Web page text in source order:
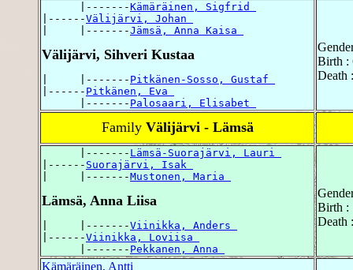
      |-------
Kämäräinen, Sigfrid
|------Välijärvi, Johan
|     |-------Jämsä, Anna Kaisa
Välijärvi, Sihveri Kustaa
|     |------- Pitkänen-Sosso, Gustaf
|------ Pitkänen, Eva
      |-------
Palosaari, Elisabet
Birth :
Death
Family Välijärvi - Lämsä
      |-------
Lämsä-Suorajärvi, Lauri
|------ Suorajärvi, Isak
|     |-------Mustonen, Maria
Lämsä, Anna Liisa
|     |-------Viinikka, Anders
|------Viinikka, Loviisa
      |-------
Pekkanen, Anna
Birth :
Death
Kämäräinen, Antti